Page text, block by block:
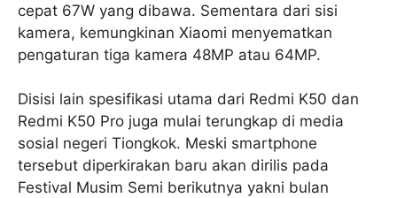
cepat 67W yang dibawa. Sementara dari sisi
kamera, kemungkinan Xiaomi menyematkan
pengaturan tiga kamera 48MP atau 64MP.
Disisi lain spesifikasi utama dari Redmi K50 dan
Redmi K50 Pro juga mulai terungkap di media
sosial negeri Tiongkok. Meski smartphone
tersebut diperkirakan baru akan dirilis pada
Festival Musim Semi berikutnya yakni bulan